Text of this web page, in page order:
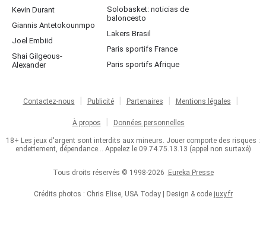
Kevin Durant
Giannis Antetokounmpo
Joel Embiid
Shai Gilgeous-
Alexander
Solobasket: noticias de
baloncesto
Lakers Brasil
Paris sportifs France
Paris sportifs Afrique
Contactez-nous Publicité Partenaires Mentions légales
À propos Données personnelles
18+ Les jeux d'argent sont interdits aux mineurs. Jouer comporte des risques :
endettement, dépendance... Appelez le 09.74.75.13.13 (appel non surtaxé)
Tous droits réservés © 1998-2026 Eureka Presse
Crédits photos : Chris Elise, USA Today | Design & code juxy.fr